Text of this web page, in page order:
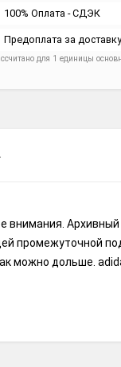
100% Оплата - СДЭК
Предоплата за
для 1 единицы
внимания.
промежуточной
дольше.